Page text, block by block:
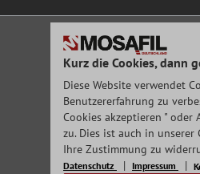
Kurz die Cookies, dann
Diese Website verwendet
Benutzererfahrung zu
Cookies akzeptieren "
zu. Dies ist auch in
Ihre Zustimmung zu
Datenschutz Impressum